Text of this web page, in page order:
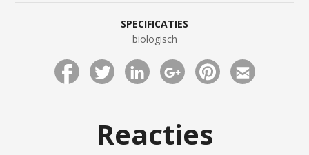
SPECIFICATIES
biologisch
Reacties